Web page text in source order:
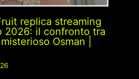
replica streaming
2026: il confronto tra
Osman |